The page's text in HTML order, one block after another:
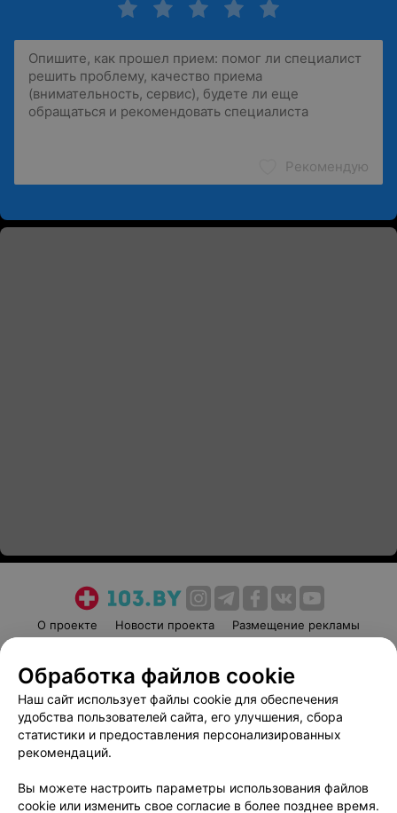
Рекомендую
О проекте Новости проекта
Размещение рекламы
Пользовательское соглашение
Способы оплаты
Вакансии
Партнеры
Написать руководителю 103.by
Обработка персональных данных
Обработка файлов cookie
Наш сайт использует файлы cookie для обеспечения
удобства пользователей сайта, его улучшения, сбора
статистики и предоставления персонализированных
рекомендаций.
Вы можете настроить параметры использования файлов
cookie или изменить свое согласие в более позднее время.